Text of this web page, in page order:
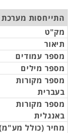
התייחסות מערכת
מק"ט
תיאור
מספר עמודים
מספר מילים
מספר מקורות
בעברית
מספר מקורות
באנגלית
מחיר (כולל